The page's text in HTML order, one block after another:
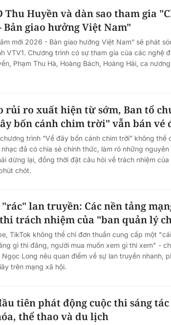
Thu Huyền và dàn sao tham gia
Bản giao hưởng Việt Nam"
mới 2026 - Bản giao hưởng Việt Nam” sẽ phát
VTV1. Chương trình có sự tham gia của các nghệ
Phạm Thu Hà, Hoàng Bách, Hoàng Hải, ca
rủi ro xuất hiện từ sớm, Ban tổ
bốn cánh chim trời" vẫn bán vé
trình “Về đây bốn cánh chim trời” không thể
đã có chia sẻ chính thức, làm rõ những
dừng lại, đồng thời đặt câu hỏi về trách nhiệm
chót.
"rác" lan truyền: Các nền tảng
trách nhiệm của "ban quản lý
TikTok không thể chỉ đơn thuần cung cấp một
gì thì đăng, người mua muốn xem gì thì xem" -
Ngọc Long nêu quan điểm về sự lan truyền nhanh,
trên mạng xã hội.
tiên phát động cuộc thi sáng
thể thao và du lịch
án vì lẽ công
tiếp cận các